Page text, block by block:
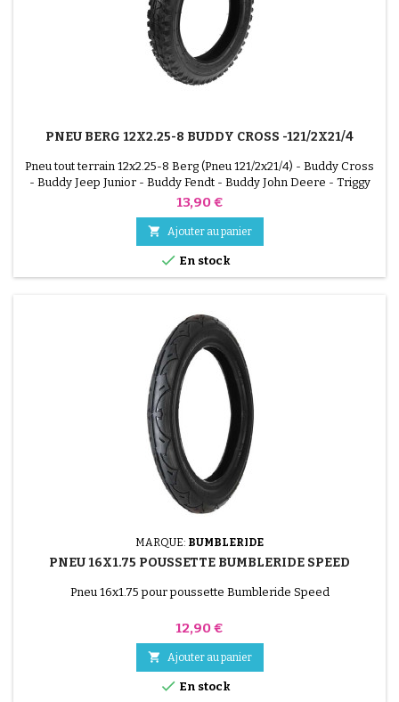
PNEU BERG 12X2.25-8 BUDDY CROSS -121/2X21/4
Pneu tout terrain 12x2.25-8 Berg (Pneu 121/2x21/4) - Buddy Cross
- Buddy Jeep Junior - Buddy Fendt - Buddy John Deere - Triggy
John Deere - Biky Cross Green - Biky Cross Red - Biky Cross
Prix
13,90 €
 Ajouter au panier
 En stock
MARQUE: BUMBLERIDE
PNEU 16X1.75 POUSSETTE BUMBLERIDE SPEED
Pneu 16x1.75 pour poussette Bumbleride Speed
Prix
12,90 €
 Ajouter au panier
 En stock